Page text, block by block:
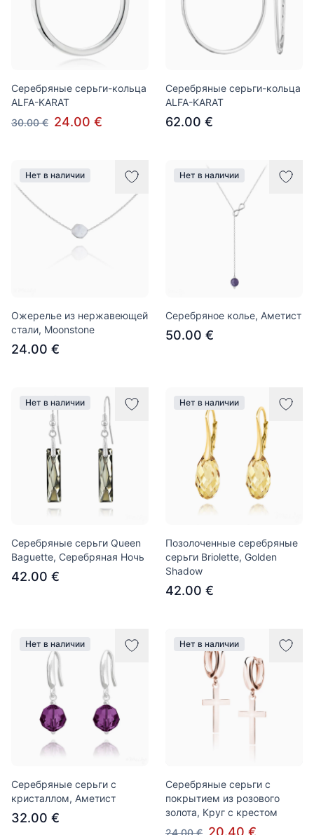
Серебряные серьги-кольца
ALFA-KARAT
30.00 € 24.00 €
Серебряные серьги-кольца
ALFA-KARAT
62.00 €
Нет в наличии
Ожерелье из нержавеющей
стали, Moonstone
24.00 €
Нет в наличии
Серебряное колье, Аметист
50.00 €
Нет в наличии
Серебряные серьги Queen
Baguette, Серебряная Ночь
42.00 €
Нет в наличии
Позолоченные серебряные
серьги Briolette, Golden
Shadow
42.00 €
Нет в наличии
Серебряные серьги с
кристаллом, Аметист
32.00 €
Нет в наличии
Серебряные серьги с
покрытием из розового
золота, Круг с крестом
24.00 € 20.40 €